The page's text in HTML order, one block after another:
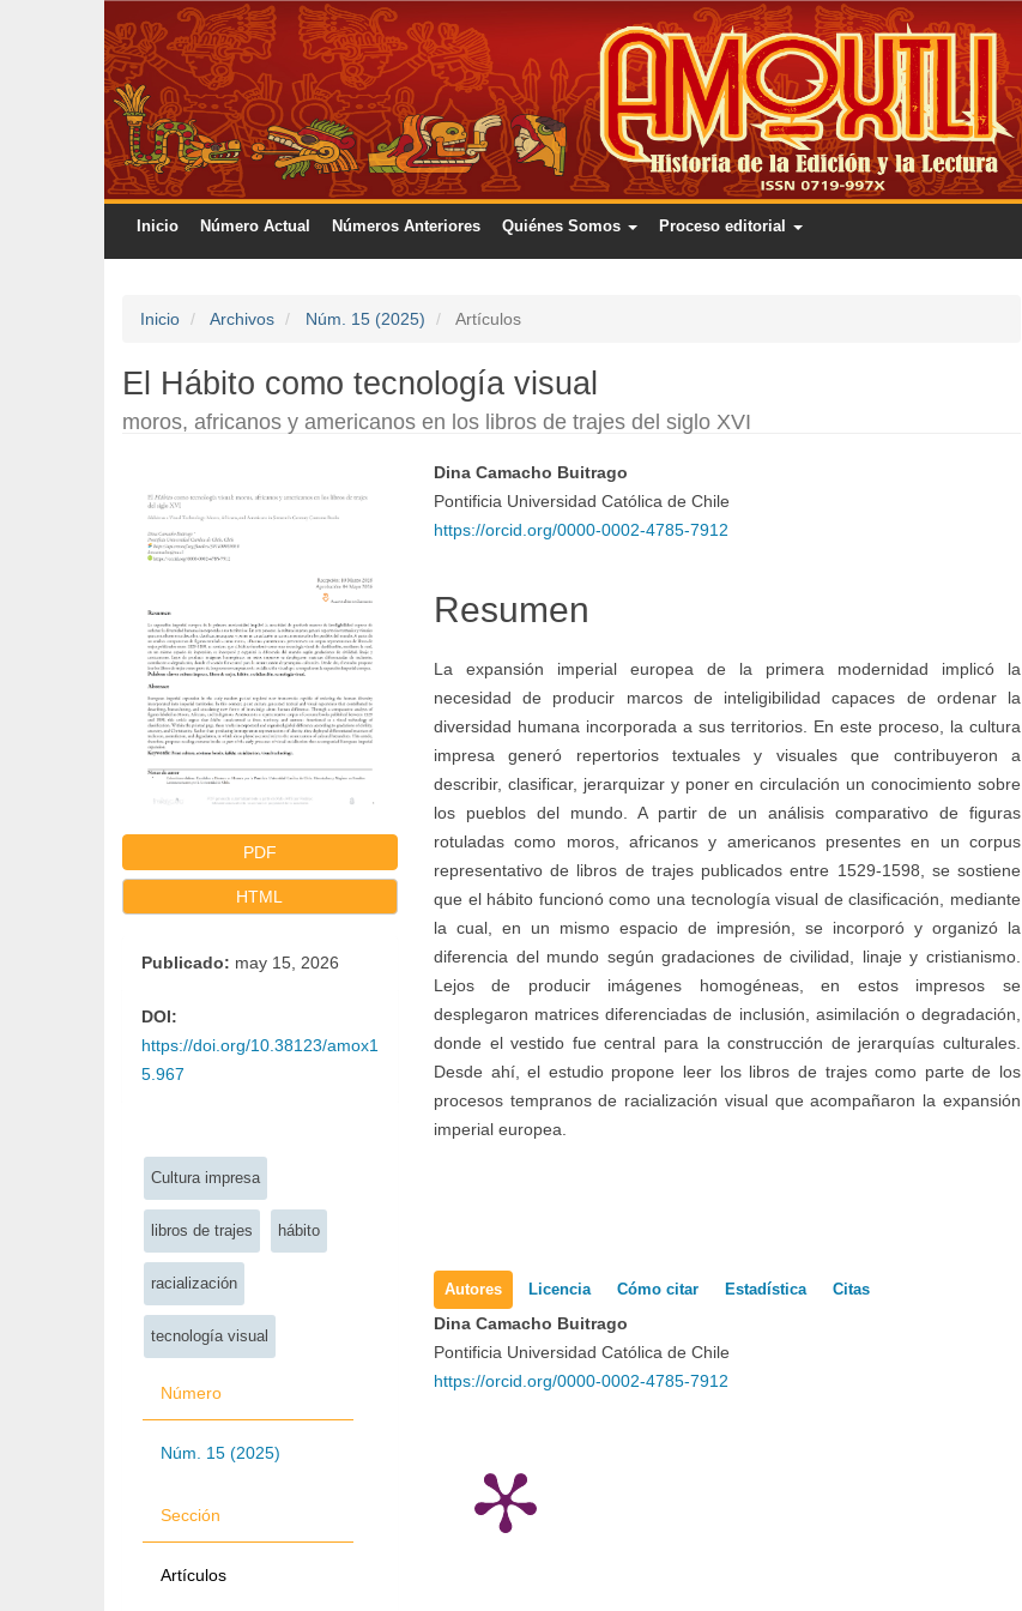
Contenido
Inicio Número Actual Números Anteriores Quiénes Somos Proceso editorial
Inicio Archivos Núm. 15 (2025) Artículos
El Hábito como tecnología visual
moros, africanos y americanos en los libros de trajes del siglo XVI
Barra
lateral
del
artículo
PDF
HTML
Publicado: may 15, 2026
DOI:
https://doi.org/10.38123/amox1
5.967
Cultura impresa
libros de trajes hábito
racialización
tecnología visual
Número
Núm. 15 (2025)
Sección
Artículos
Contenido
principal
del
artículo
Dina Camacho Buitrago
Pontificia Universidad Católica de Chile
https://orcid.org/0000-0002-4785-7912
Resumen
La expansión imperial europea de la primera modernidad implicó la
necesidad de producir marcos de inteligibilidad capaces de ordenar la
diversidad humana incorporada a sus territorios. En este proceso, la cultura
impresa generó repertorios textuales y visuales que contribuyeron a
describir, clasificar, jerarquizar y poner en circulación un conocimiento sobre
los pueblos del mundo. A partir de un análisis comparativo de figuras
rotuladas como moros, africanos y americanos presentes en un corpus
representativo de libros de trajes publicados entre 1529-1598, se sostiene
que el hábito funcionó como una tecnología visual de clasificación, mediante
la cual, en un mismo espacio de impresión, se incorporó y organizó la
diferencia del mundo según gradaciones de civilidad, linaje y cristianismo.
Lejos de producir imágenes homogéneas, en estos impresos se
desplegaron matrices diferenciadas de inclusión, asimilación o degradación,
donde el vestido fue central para la construcción de jerarquías culturales.
Desde ahí, el estudio propone leer los libros de trajes como parte de los
procesos tempranos de racialización visual que acompañaron la expansión
imperial europea.
del
artículo
Autores Licencia Cómo citar Estadística Citas
Dina Camacho Buitrago
Pontificia Universidad Católica de Chile
https://orcid.org/0000-0002-4785-7912